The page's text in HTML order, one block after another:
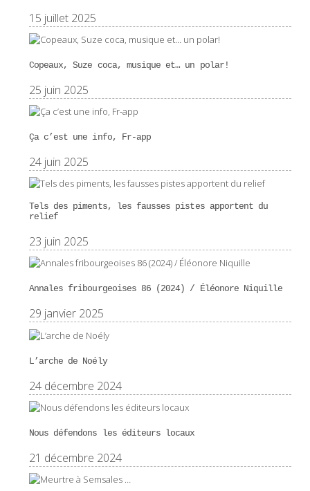
15 juillet 2025
Copeaux, Suze coca, musique et… un polar!
25 juin 2025
Ça c’est une info, Fr-app
24 juin 2025
Tels des piments, les fausses pistes apportent du
relief
23 juin 2025
Annales fribourgeoises 86 (2024) / Éléonore Niquille
29 janvier 2025
L’arche de Noély
24 décembre 2024
Nous défendons les éditeurs locaux
21 décembre 2024